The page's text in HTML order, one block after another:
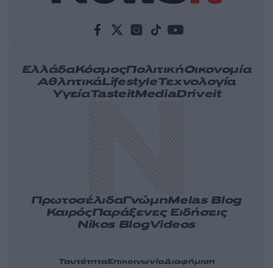
ΕλλάδαΚόσμοςΠολιτικήΟικονομία
ΑθλητικάLifestyleΤεχνολογία
ΥγείαTasteitMediaDriveit
ΠρωτοσέλιδαΓνώμηMelas Blog
ΚαιρόςΠαράξενες Ειδήσεις
Nikos BlogVideos
ΤαυτότηταΕπικοινωνίαΔιαφήμιση